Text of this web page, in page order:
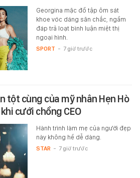
Georgina mặc đồ tập ôm sát
khoe vóc dáng săn chắc, ngầm
đáp trả loạt bình luận miệt thị
ngoại hình.
SPORT - 7 giờ trước
tột cùng của mỹ nhân Hẹn Hò
cưới chồng CEO
Hành trình làm mẹ của người đẹp
này không hề dễ dàng.
STAR - 7 giờ trước